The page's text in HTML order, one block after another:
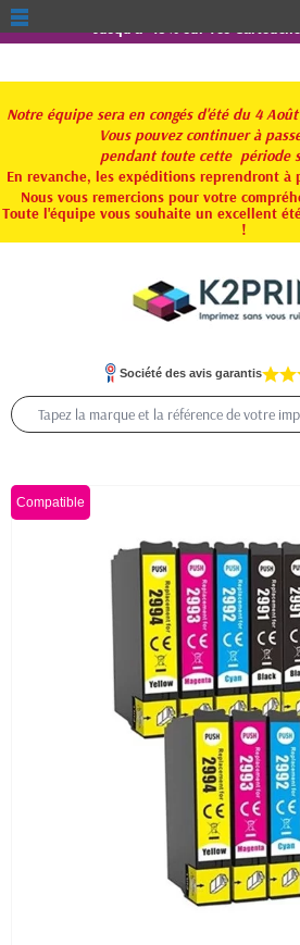
Jusqu'à -15% sur vos
Notre équipe sera en congés d'été du 4
Vous pouvez continuer à
pendant toute cette période
En revanche, les expéditions reprendront à
Nous vous remercions pour votre
Toute l'équipe vous souhaite un excellent
!
Société des avis garantis
Compatible